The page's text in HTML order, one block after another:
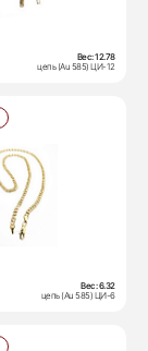
Вес:12.78
цепь (Au 585) ЦИ-12
Вес:6.32
цепь (Au 585) ЦИ-6